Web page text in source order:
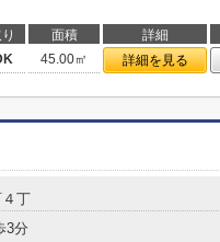
面積 詳細
45.00㎡ 詳細を見る
４丁
3分